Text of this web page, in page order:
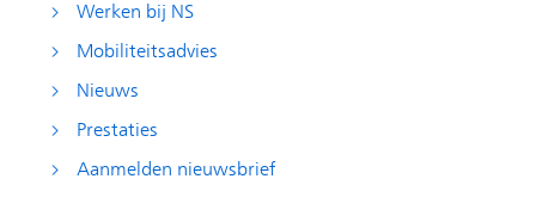
Werken bij NS
Mobiliteitsadvies
Nieuws
Prestaties
Aanmelden nieuwsbrief